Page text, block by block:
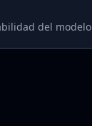
del modelo